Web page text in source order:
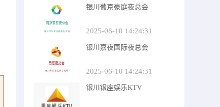
银川葡京豪庭夜总会
2025-06-10 14:24:31
银川嘉夜国际夜总会
2025-06-10 14:24:31
银川银座娱乐KTV